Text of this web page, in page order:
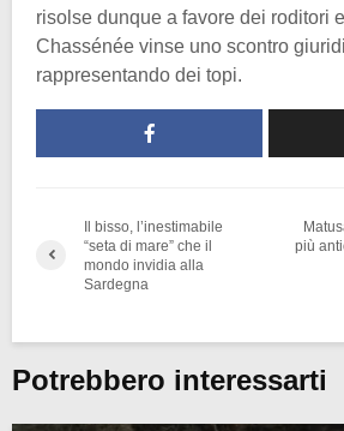
risolse dunque a favore dei roditori
Chassénée vinse uno scontro
rappresentando dei topi.
Il bisso, l’inestimabile
“seta di mare” che il
mondo invidia alla
Sardegna
più
Potrebbero interessarti